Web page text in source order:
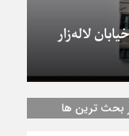
لاله‌زار
بحث ترین ها